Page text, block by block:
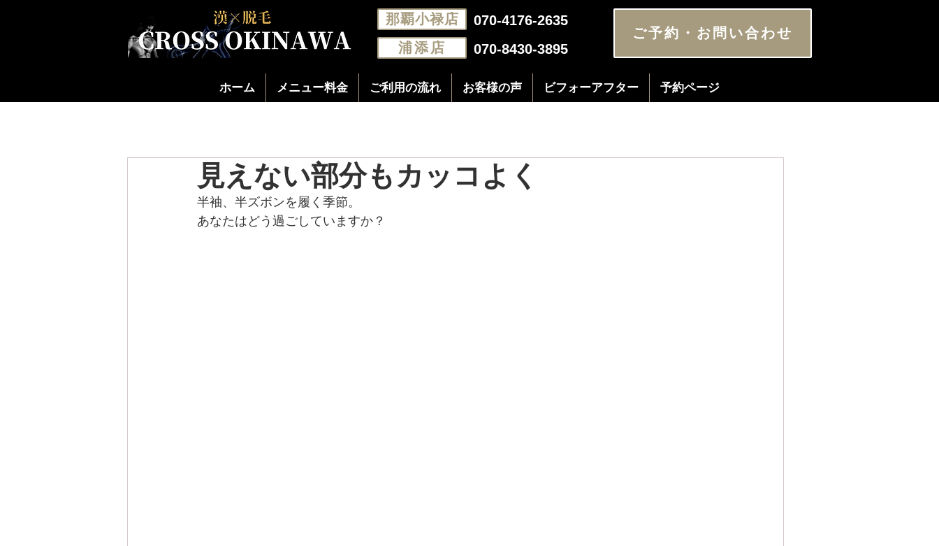
那覇小禄店
070-4176-2635
浦添店
070-8430-3895
ご予約・お問い合わせ
ホーム メニュー料金 ご利用の流れ お客様の声 ビフォーアフター 予約ページ
見えない部分もカッコよく
半袖、半ズボンを履く季節。
あなたはどう過ごしていますか？